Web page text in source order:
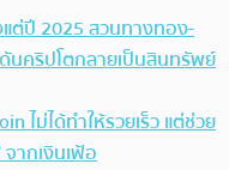
ต่ปี 2025 สวนทางทอง-
นคริปโตกลายเป็นสินทรัพย์
ไม่ได้ทำให้รวยเร็ว แต่ช่วย
ากเงินเฟ้อ